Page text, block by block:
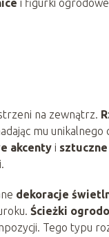
na zewnątrz.
mu
akcenty i
dekoracje
Ścieżki
Tego typu